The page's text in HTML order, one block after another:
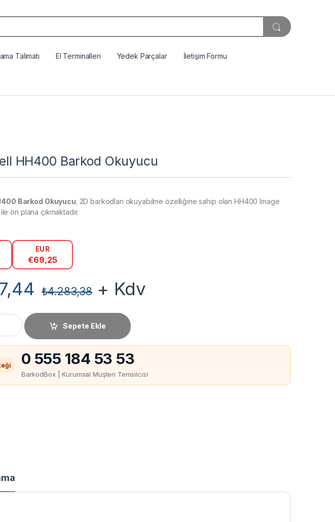
Talimatı El Terminalleri Yedek Parçalar İletişim Formu
HH400 Barkod Okuyucu
Barkod Okuyucu; 2D barkodları okuyabilme özelliğine sahip olan HH400 Image
ön plana çıkmaktadır.
EUR
€69,25
₺4.283,38 + Kdv
Barkod Okuyucu miktar
Sepete Ekle
0 555 184 53 53
BarkodBox | Kurumsal Müşteri Temsilcisi